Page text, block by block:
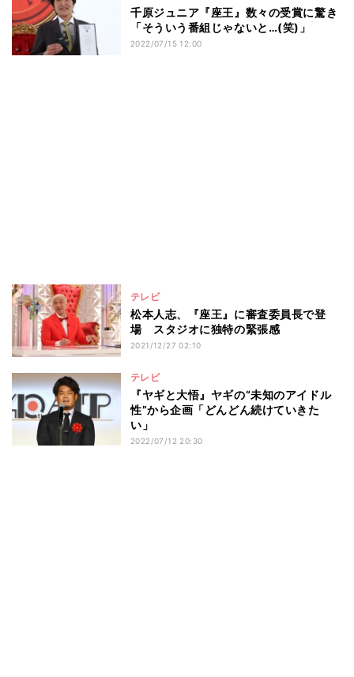
千原ジュニア『座王』数々の受賞に驚き
「そういう番組じゃないと…(笑)」
2022/07/15 12:00
テレビ
松本人志、『座王』に審査委員長で登
場 スタジオに独特の緊張感
2021/12/27 02:10
テレビ
『ヤギと大悟』ヤギの“未知のアイドル
性”から企画「どんどん続けていきた
い」
2022/07/12 20:30